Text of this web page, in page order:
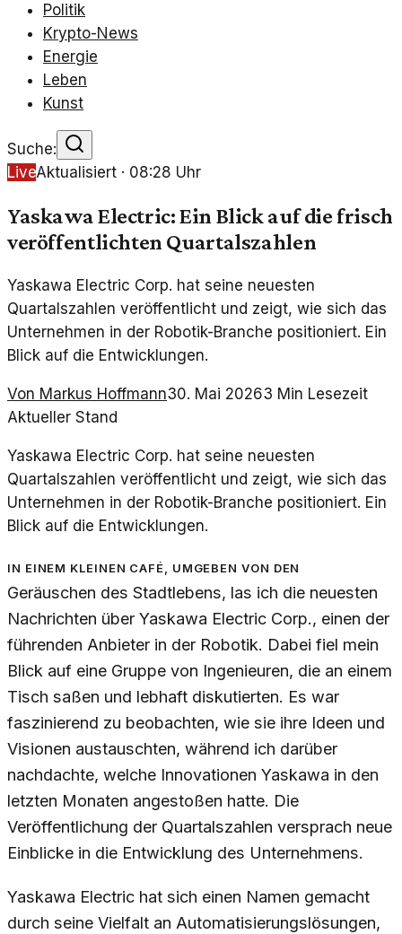
Politik
Krypto-News
Energie
Leben
Kunst
Suche:
LiveAktualisiert · 08:28 Uhr
Yaskawa Electric: Ein Blick auf die frisch
veröffentlichten Quartalszahlen
Yaskawa Electric Corp. hat seine neuesten
Quartalszahlen veröffentlicht und zeigt, wie sich das
Unternehmen in der Robotik-Branche positioniert. Ein
Blick auf die Entwicklungen.
Von Markus Hoffmann30. Mai 20263 Min Lesezeit
Aktueller Stand
Yaskawa Electric Corp. hat seine neuesten
Quartalszahlen veröffentlicht und zeigt, wie sich das
Unternehmen in der Robotik-Branche positioniert. Ein
Blick auf die Entwicklungen.
In einem kleinen Café, umgeben von den
Geräuschen des Stadtlebens, las ich die neuesten
Nachrichten über Yaskawa Electric Corp., einen der
führenden Anbieter in der Robotik. Dabei fiel mein
Blick auf eine Gruppe von Ingenieuren, die an einem
Tisch saßen und lebhaft diskutierten. Es war
faszinierend zu beobachten, wie sie ihre Ideen und
Visionen austauschten, während ich darüber
nachdachte, welche Innovationen Yaskawa in den
letzten Monaten angestoßen hatte. Die
Veröffentlichung der Quartalszahlen versprach neue
Einblicke in die Entwicklung des Unternehmens.
Yaskawa Electric hat sich einen Namen gemacht
durch seine Vielfalt an Automatisierungslösungen,